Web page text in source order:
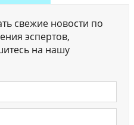
свежие новости по
эспертов,
на нашу